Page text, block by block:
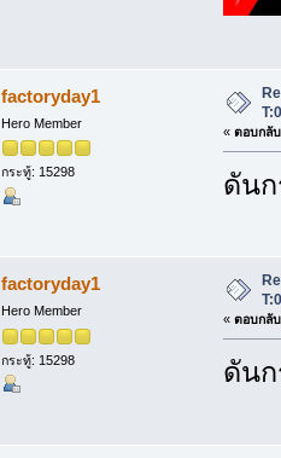
factoryday1
Hero Member
กระทู้: 15298
« ตอบกลั
ดัน
factoryday1
Hero Member
กระทู้: 15298
« ตอบกลั
ดัน